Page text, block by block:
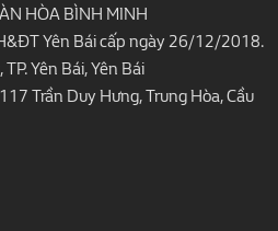
HÒA BÌNH MINH
Yên Bái cấp ngày 26/12/2018.
Yên Bái, Yên Bái
Trần Duy Hưng, Trung Hòa, Cầu